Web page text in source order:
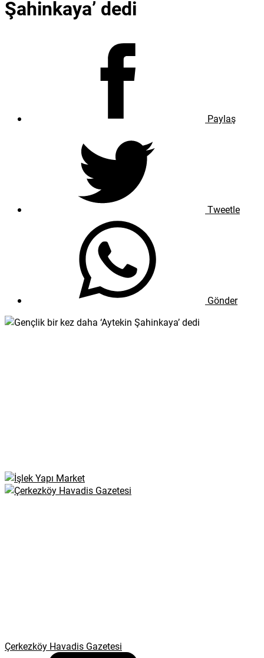
Şahinkaya’ dedi
Paylaş
Tweetle
Gönder
Çerkezköy Havadis Gazetesi